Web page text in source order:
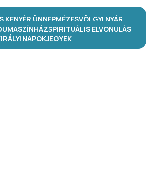
KENYÉR ÜNNEPMÉZESVÖLGYI NYÁR
SPIRITUÁLIS ELVONULÁS
NAPOKJEGYEK